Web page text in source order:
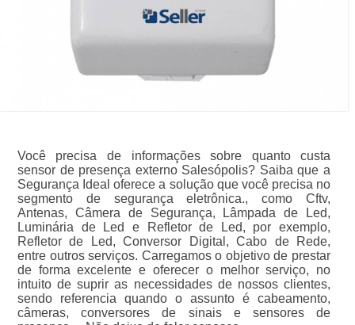
Você precisa de informações sobre quanto custa
sensor de presença externo Salesópolis? Saiba que a
Segurança Ideal oferece a solução que você precisa no
segmento de segurança eletrônica., como Cftv,
Antenas, Câmera de Segurança, Lâmpada de Led,
Luminária de Led e Refletor de Led, por exemplo,
Refletor de Led, Conversor Digital, Cabo de Rede,
entre outros serviços. Carregamos o objetivo de prestar
de forma excelente e oferecer o melhor serviço, no
intuito de suprir as necessidades de nossos clientes,
sendo referencia quando o assunto é cabeamento,
câmeras, conversores de sinais e sensores de